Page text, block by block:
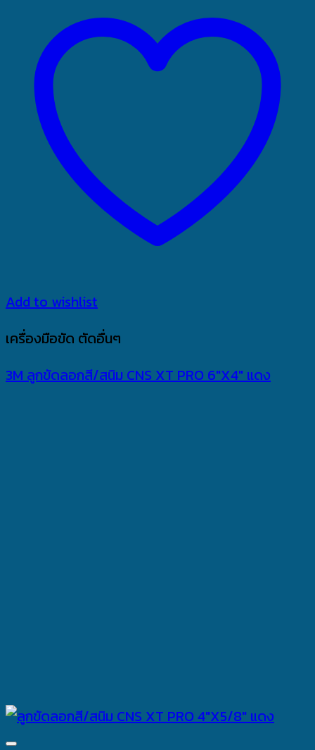
Add to wishlist
เครื่องมือขัด ตัดอื่นๆ
3M ลูกขัดลอกสี/สนิม CNS XT PRO 6″X4″ แดง